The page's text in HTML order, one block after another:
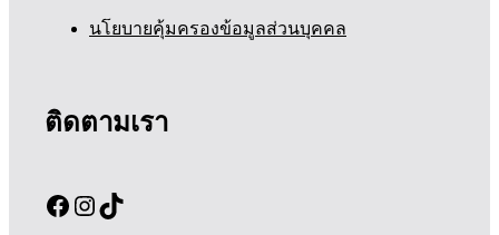
นโยบายคุ้มครองข้อมูลส่วนบุคคล
ติดตามเรา
Facebook
Instagram
TikTok